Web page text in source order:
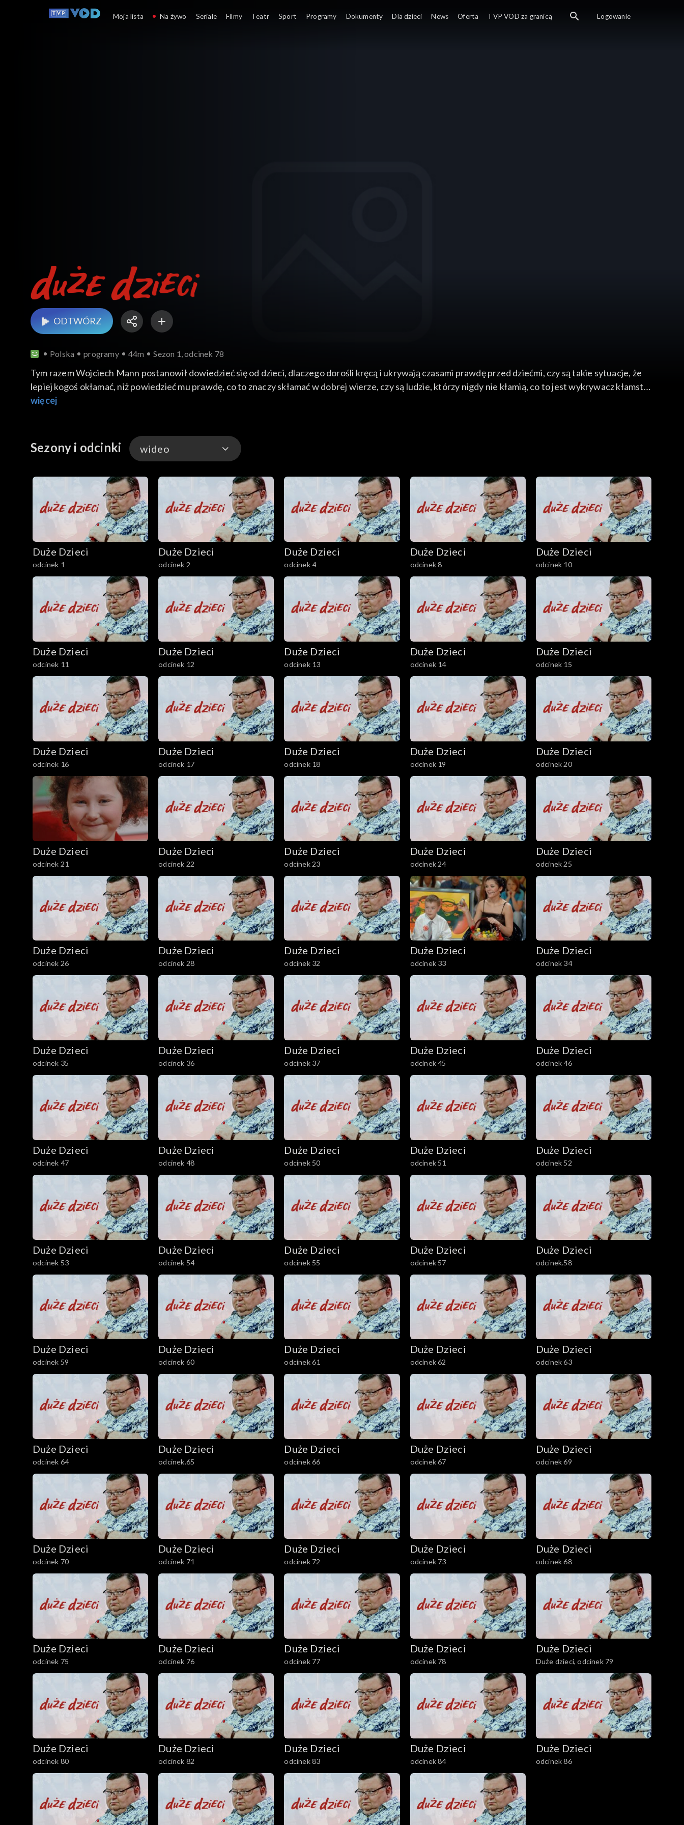
Duże Dzieci
ODTWÓRZ
Polska programy 44m Sezon 1, odcinek 78
Tym razem Wojciech Mann postanowił dowiedzieć się od dzieci, dlaczego dorośli kręcą i ukrywają czasami prawdę przed dziećmi, czy są takie sytuacje, że
lepiej kogoś okłamać, niż powiedzieć mu prawdę, co to znaczy skłamać w dobrej wierze, czy są ludzie, którzy nigdy nie kłamią, co to jest wykrywacz kłamstw
i co znaczy,
Dzieci poruszają także temat "co dorośli wiedzą o dzieciach": czy znają szkolne
sposoby spędzania wolnego czasu, co sądzą o fryzurach i ubiorach dzieci, czy znają
slang młodzieżowy oraz co sądzą o ich kolegach i koleżankach.
więcej
Sezony i odcinki wideo
wideo
Duże Dzieci
odcinek 1
Duże Dzieci
odcinek 2
Duże Dzieci
odcinek 4
Duże Dzieci
odcinek 8
Duże Dzieci
odcinek 10
Duże Dzieci
odcinek 11
Duże Dzieci
odcinek 12
Duże Dzieci
odcinek 13
Duże Dzieci
odcinek 14
Duże Dzieci
odcinek 15
Duże Dzieci
odcinek 16
Duże Dzieci
odcinek 17
Duże Dzieci
odcinek 18
Duże Dzieci
odcinek 19
Duże Dzieci
odcinek 20
Duże Dzieci
odcinek 21
Duże Dzieci
odcinek 22
Duże Dzieci
odcinek 23
Duże Dzieci
odcinek 24
Duże Dzieci
odcinek 25
Duże Dzieci
odcinek 26
Duże Dzieci
odcinek 28
Duże Dzieci
odcinek 32
Duże Dzieci
odcinek 33
Duże Dzieci
odcinek 34
Duże Dzieci
odcinek 35
Duże Dzieci
odcinek 36
Duże Dzieci
odcinek 37
Duże Dzieci
odcinek 45
Duże Dzieci
odcinek 46
Duże Dzieci
odcinek 47
Duże Dzieci
odcinek 48
Duże Dzieci
odcinek 50
Duże Dzieci
odcinek 51
Duże Dzieci
odcinek 52
Duże Dzieci
odcinek 53
Duże Dzieci
odcinek 54
Duże Dzieci
odcinek 55
Duże Dzieci
odcinek 57
Duże Dzieci
odcinek.58
Duże Dzieci
odcinek 59
Duże Dzieci
odcinek 60
Duże Dzieci
odcinek 61
Duże Dzieci
odcinek 62
Duże Dzieci
odcinek 63
Duże Dzieci
odcinek 64
Duże Dzieci
odcinek.65
Duże Dzieci
odcinek 66
Duże Dzieci
odcinek 67
Duże Dzieci
odcinek 69
Duże Dzieci
odcinek 70
Duże Dzieci
odcinek 71
Duże Dzieci
odcinek 72
Duże Dzieci
odcinek 73
Duże Dzieci
odcinek 68
Duże Dzieci
odcinek 75
Duże Dzieci
odcinek 76
Duże Dzieci
odcinek 77
Duże Dzieci
odcinek 78
Duże Dzieci
Duże dzieci, odcinek 79
Duże Dzieci
odcinek 80
Duże Dzieci
odcinek 82
Duże Dzieci
odcinek 83
Duże Dzieci
odcinek 84
Duże Dzieci
odcinek 86
Moja lista Na żywo Seriale Filmy Teatr Sport Programy Dokumenty Dla dzieci News Oferta TVP VOD za granicą Logowanie